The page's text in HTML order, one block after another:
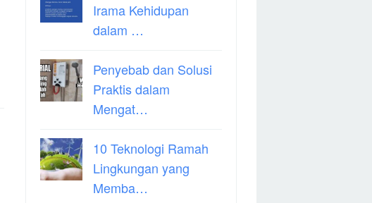
Irama Kehidupan
dalam …
Penyebab dan Solusi
Praktis dalam
Mengat…
10 Teknologi Ramah
Lingkungan yang
Memba…